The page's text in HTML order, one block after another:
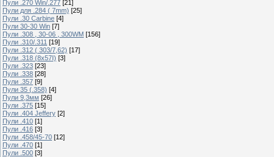
Пули .270 Win/.277 [21]
Пули для .284 ( 7mm) [25]
Пули .30 Carbine [4]
Пули 30-30 Win [7]
Пули .308 , 30-06 , 300WM [156]
Пули .310/.311 [19]
Пули .312 ( 303/7,62) [17]
Пули .318 (8х57I) [3]
Пули .323 [23]
Пули .338 [28]
Пули .357 [9]
Пули 35 (.358) [4]
Пули 9,3мм [26]
Пули .375 [15]
Пули .404 Jeffery [2]
Пули .410 [1]
Пули .416 [3]
Пули .458/45-70 [12]
Пули .470 [1]
Пули .500 [3]